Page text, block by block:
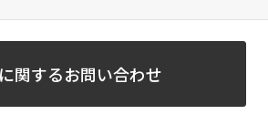
関するお問い合わせ